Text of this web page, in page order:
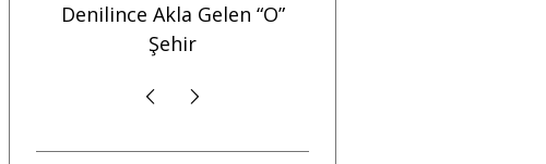
Avrupalı Şehri